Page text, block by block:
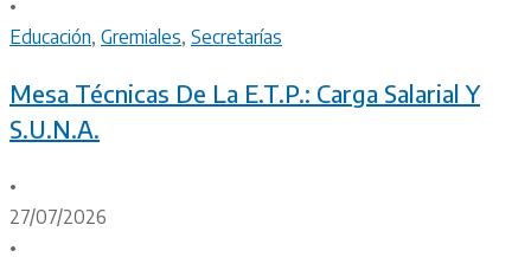
•
Educación, Gremiales, Secretarías
Mesa Técnicas De La E.T.P.: Carga Salarial Y
S.U.N.A.
•
27/07/2026
•